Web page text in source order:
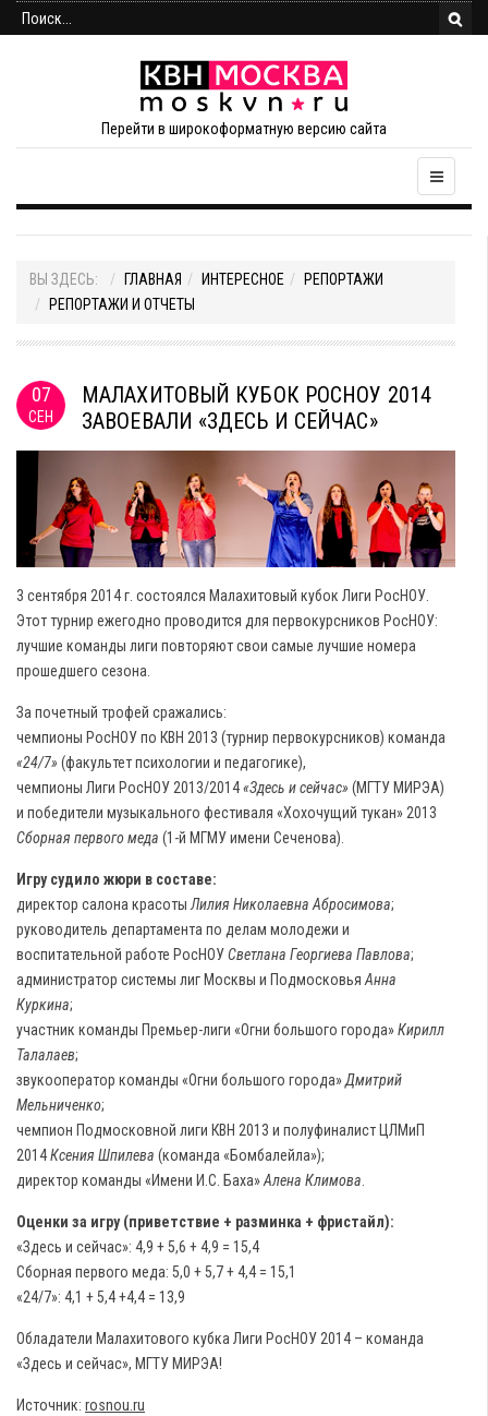
Перейти в широкоформатную версию сайта
ВЫ ЗДЕСЬ: ГЛАВНАЯ ИНТЕРЕСНОЕ
РЕПОРТАЖИ
РЕПОРТАЖИ И ОТЧЕТЫ
07
СЕН
МАЛАХИТОВЫЙ КУБОК РОСНОУ 2014
ЗАВОЕВАЛИ «ЗДЕСЬ И СЕЙЧАС»
3 сентября 2014 г. состоялся Малахитовый кубок Лиги РосНОУ.
Этот турнир ежегодно проводится для первокурсников РосНОУ:
лучшие команды лиги повторяют свои самые лучшие номера
прошедшего сезона.
За почетный трофей сражались:
чемпионы РосНОУ по КВН 2013 (турнир первокурсников) команда
«24/7» (факультет психологии и педагогике),
чемпионы Лиги РосНОУ 2013/2014«Здесь и сейчас» (МГТУ МИРЭА)
и победители музыкального фестиваля «Хохочущий тукан» 2013
Сборная первого меда (1-й МГМУ имени Сеченова).
Игру судило жюри в составе:
директор салона красотыЛилия Николаевна Абросимова;
руководитель департамента по делам молодежи и
воспитательной работе РосНОУСветлана Георгиева Павлова;
администратор системы лиг Москвы и ПодмосковьяАнна
Куркина;
участник команды Премьер-лиги «Огни большого города»Кирилл
Талалаев;
звукооператор команды «Огни большого города»Дмитрий
Мельниченко;
чемпион Подмосковной лиги КВН 2013 и полуфиналист ЦЛМиП
2014Ксения Шпилева (команда «Бомбалейла»);
директор команды «Имени И.С. Баха»Алена Климова.
Оценки за игру (приветствие + разминка + фристайл):
«Здесь и сейчас»: 4,9 + 5,6 + 4,9 = 15,4
Сборная первого меда: 5,0 + 5,7 + 4,4 = 15,1
«24/7»: 4,1 + 5,4 +4,4 = 13,9
Обладатели Малахитового кубка Лиги РосНОУ 2014 – команда
«Здесь и сейчас», МГТУ МИРЭА!
Источник: rosnou.ru